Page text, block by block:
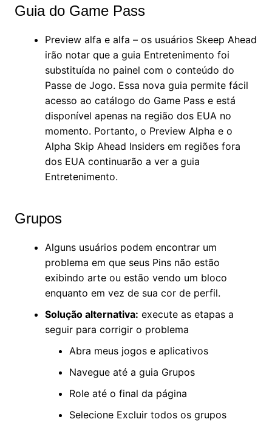
Guia do Game Pass
Preview alfa e alfa – os usuários Skeep Ahead
irão notar que a guia Entretenimento foi
substituída no painel com o conteúdo do
Passe de Jogo. Essa nova guia permite fácil
acesso ao catálogo do Game Pass e está
disponível apenas na região dos EUA no
momento. Portanto, o Preview Alpha e o
Alpha Skip Ahead Insiders em regiões fora
dos EUA continuarão a ver a guia
Entretenimento.
Grupos
Alguns usuários podem encontrar um
problema em que seus Pins não estão
exibindo arte ou estão vendo um bloco
enquanto em vez de sua cor de perfil.
Solução alternativa: execute as etapas a
seguir para corrigir o problema
Abra meus jogos e aplicativos
Navegue até a guia Grupos
Role até o final da página
Selecione Excluir todos os grupos